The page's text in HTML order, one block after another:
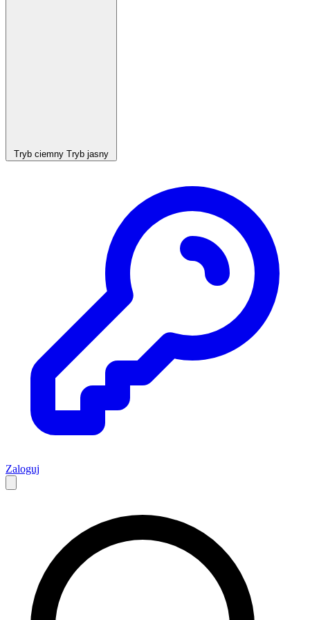
Tryb ciemny Tryb jasny
Zaloguj